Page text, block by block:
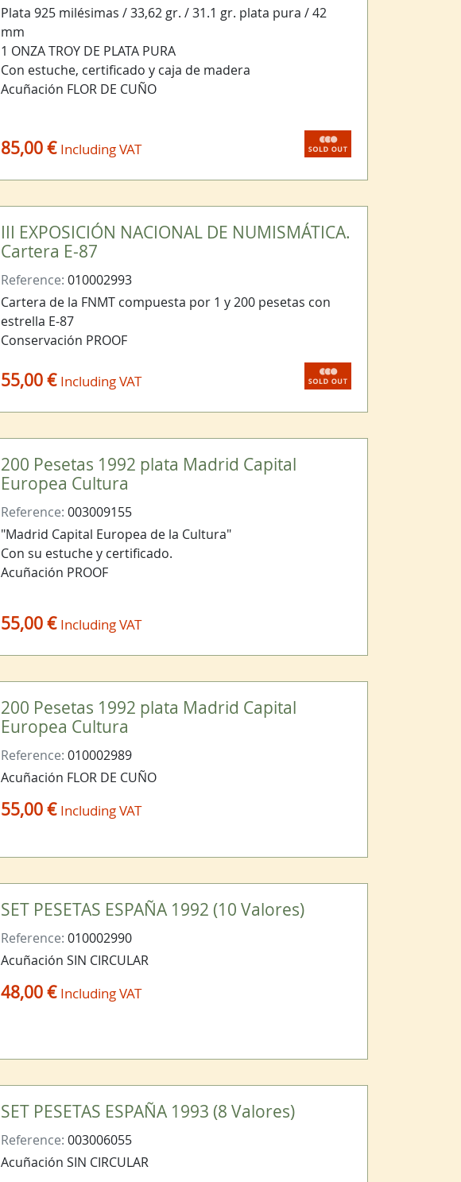
Plata 925 milésimas / 33,62 gr. / 31.1 gr. plata pura / 42
mm
1 ONZA TROY DE PLATA PURA
Con estuche, certificado y caja de madera
Acuñación FLOR DE CUÑO
85,00 € Including VAT
III EXPOSICIÓN NACIONAL DE NUMISMÁTICA.
Cartera E-87
Reference:010002993
Cartera de la FNMT compuesta por 1 y 200 pesetas con
estrella E-87
Conservación PROOF
55,00 € Including VAT
200 Pesetas 1992 plata Madrid Capital
Europea Cultura
Reference:003009155
"Madrid Capital Europea de la Cultura"
Con su estuche y certificado.
Acuñación PROOF
55,00 € Including VAT
200 Pesetas 1992 plata Madrid Capital
Europea Cultura
Reference:010002989
Acuñación FLOR DE CUÑO
55,00 € Including VAT
SET PESETAS ESPAÑA 1992 (10 Valores)
Reference:010002990
Acuñación SIN CIRCULAR
48,00 € Including VAT
SET PESETAS ESPAÑA 1993 (8 Valores)
Reference:003006055
Acuñación SIN CIRCULAR